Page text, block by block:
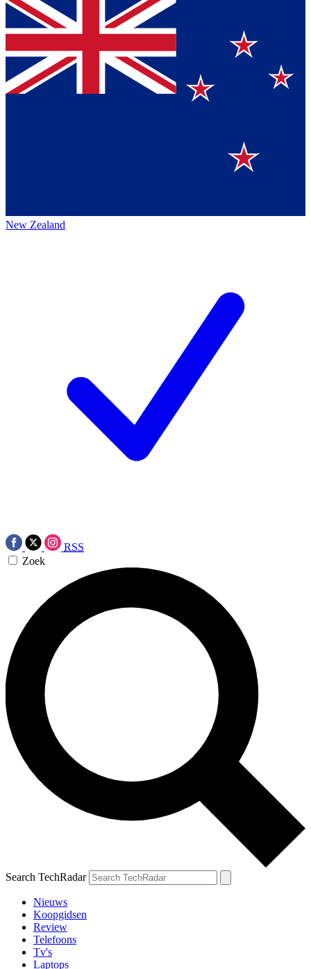
New Zealand
RSS
Zoek
Search TechRadar
Nieuws
Koopgidsen
Review
Telefoons
Tv's
Laptops